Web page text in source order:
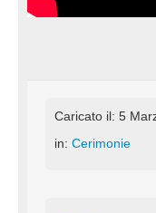
Caricato il: 5
in: Cerimonie